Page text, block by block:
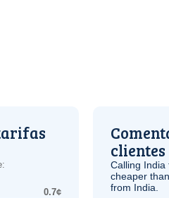
0.7¢
clientes
Calling
cheaper
from India.